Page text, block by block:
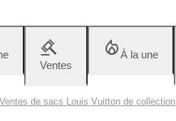
Ventes
À la une
Ventes de sacs Louis Vuitton de collection